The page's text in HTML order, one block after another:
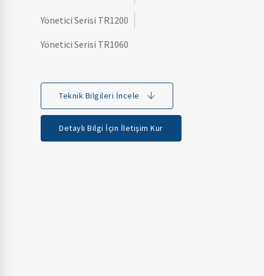
Yönetici Serisi TR1200
Yönetici Serisi TR1060
Teknik Bilgileri İncele
Detaylı Bilgi İçin İletişim Kur